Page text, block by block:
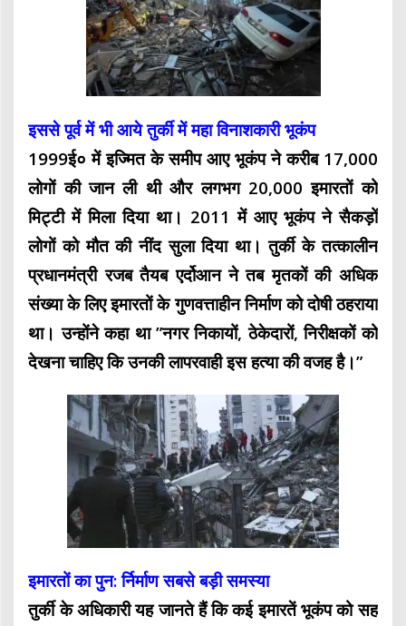
इससे पूर्व में भी आये तुर्की में महा विनाशकारी भूकंप
1999ई० में इज्मित के समीप आए भूकंप ने करीब 17,000
लोगों की जान ली थी और लगभग 20,000 इमारतों को
मिट्टी में मिला दिया था। 2011 में आए भूकंप ने सैकड़ों
लोगों को मौत की नींद सुला दिया था। तुर्की के तत्कालीन
प्रधानमंत्री रजब तैयब एर्दोआन ने तब मृतकों की अधिक
संख्या के लिए इमारतों के गुणवत्ताहीन निर्माण को दोषी ठहराया
था। उन्होंने कहा था ”नगर निकायों, ठेकेदारों, निरीक्षकों को
देखना चाहिए कि उनकी लापरवाही इस हत्या की वजह है।”
इमारतों का पुन: र्निर्माण सबसे बड़ी समस्या
तुर्की के अधिकारी यह जानते हैं कि कई इमारतें भूकंप को सह